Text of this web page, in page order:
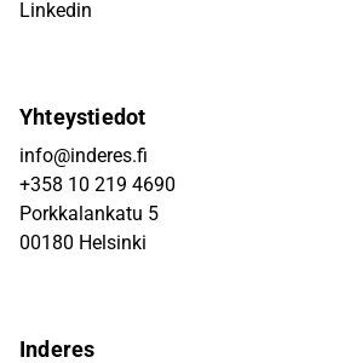
Linkedin
Yhteystiedot
info@inderes.fi
+358 10 219 4690
Porkkalankatu 5
00180 Helsinki
Inderes